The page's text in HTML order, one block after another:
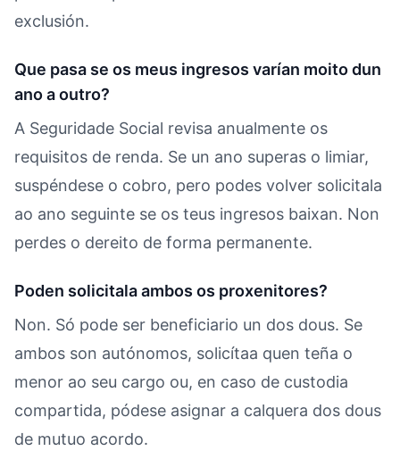
exclusión.
Que pasa se os meus ingresos varían moito dun
ano a outro?
A Seguridade Social revisa anualmente os
requisitos de renda. Se un ano superas o limiar,
suspéndese o cobro, pero podes volver solicitala
ao ano seguinte se os teus ingresos baixan. Non
perdes o dereito de forma permanente.
Poden solicitala ambos os proxenitores?
Non. Só pode ser beneficiario un dos dous. Se
ambos son autónomos, solicítaa quen teña o
menor ao seu cargo ou, en caso de custodia
compartida, pódese asignar a calquera dos dous
de mutuo acordo.